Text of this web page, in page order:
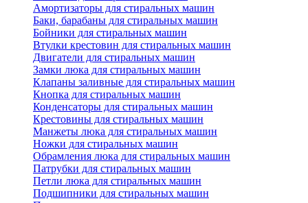
Амортизаторы для стиральных машин
Баки, барабаны для стиральных машин
Бойники для стиральных машин
Втулки крестовин для стиральных машин
Двигатели для стиральных машин
Замки люка для стиральных машин
Клапаны заливные для стиральных машин
Кнопка для стиральных машин
Конденсаторы для стиральных машин
Крестовины для стиральных машин
Манжеты люка для стиральных машин
Ножки для стиральных машин
Обрамления люка для стиральных машин
Патрубки для стиральных машин
Петли люка для стиральных машин
Подшипники для стиральных машин